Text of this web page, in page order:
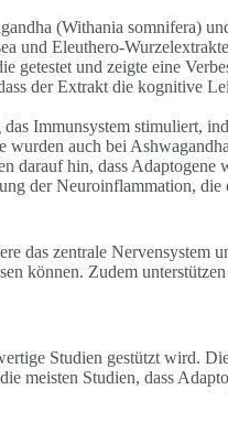
(Withania somnifera)
und Eleuthero-
getestet und zeigte eine
der Extrakt die kognitive
das Immunsystem stimuliert,
auch bei
darauf hin, dass
der Neuroinflammation,
das zentrale
können. Zudem
Studien gestützt wird.
meisten Studien, dass